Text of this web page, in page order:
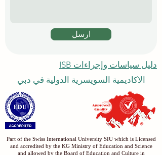
ارسل
دليل سياسات وإجراءات ISB
الاكاديمية السويسرية الدولية في دبي
Part of the Swiss International University SIU which is Licensed
and accredited by the KG Ministry of Education and Science
and allowed by the Board of Education and Culture in